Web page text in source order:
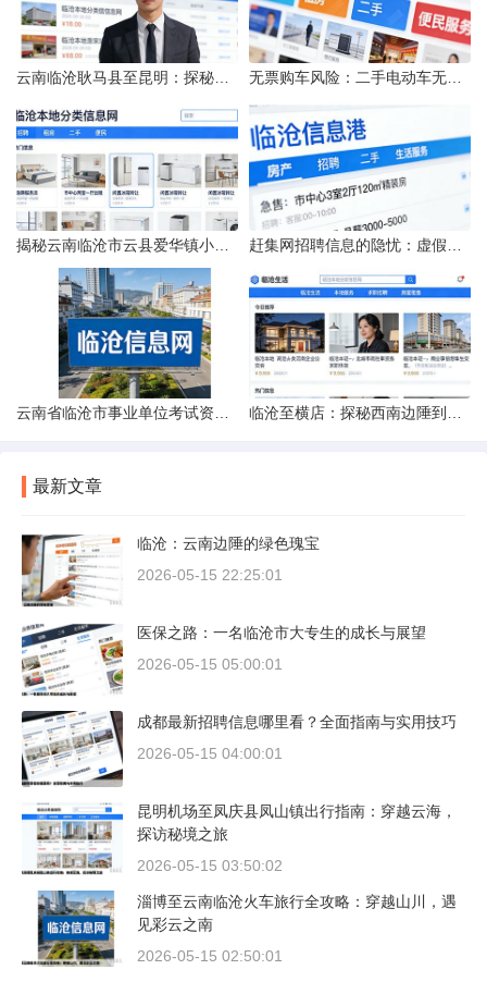
最新文章
临沧：云南边陲的绿色瑰宝
2026-05-15 22:25:01
医保之路：一名临沧市大专生的成长与展望
2026-05-15 05:00:01
成都最新招聘信息哪里看？全面指南与实用技巧
2026-05-15 04:00:01
昆明机场至凤庆县凤山镇出行指南：穿越云海，
探访秘境之旅
2026-05-15 03:50:02
淄博至云南临沧火车旅行全攻略：穿越山川，遇
见彩云之南
2026-05-15 02:50:01